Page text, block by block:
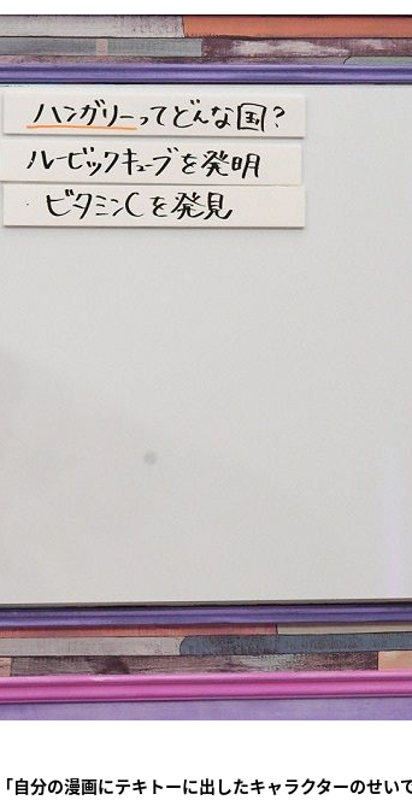
「自分の漫画にテキトーに出したキャラクターのせい
『アイ＝ラブ
E齋藤樹愛羅
ビュー